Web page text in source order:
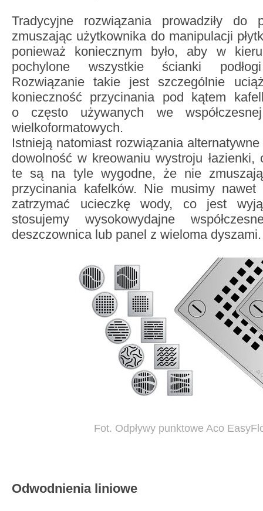
Tradycyjne rozwiązania prowadziły do
zmuszając użytkownika do manipulacji
ponieważ koniecznym było, aby w
pochylone wszystkie ścianki
Rozwiązanie takie jest szczególnie
konieczność przycinania pod kątem
o często używanych we
wielkoformatowych.
Istnieją natomiast rozwiązania
dowolność w kreowaniu wystroju łazienki,
te są na tyle wygodne, że nie
przycinania kafelków. Nie musimy
zatrzymać ucieczkę wody, co jest
stosujemy wysokowydajne
deszczownica lub panel z wieloma dyszami.
Fot. Odpływy punktowe Aco
Odwodnienia liniowe